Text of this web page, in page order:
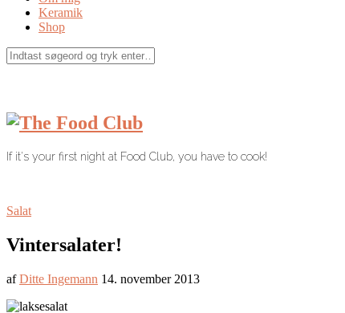
Keramik
Shop
If it's your first night at Food Club, you have to cook!
Salat
Vintersalater!
afDitte Ingemann 14. november 2013